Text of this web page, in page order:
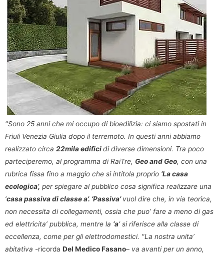
"Sono 25 anni che mi occupo di bioedilizia: ci siamo spostati in
Friuli Venezia Giulia dopo il terremoto. In questi anni abbiamo
realizzato circa 22mila edificidi diverse dimensioni. Tra poco
parteciperemo, al programma di RaiTre, Geo and Geo, con una
rubrica fissa fino a maggio che si intitola proprio ‘La casa
ecologica’, per spiegare al pubblico cosa significa realizzare una
‘casa passiva di classe a’. ‘Passiva’vuol dire che, in via teorica,
non necessita di collegamenti, ossia che puo’ fare a meno di gas
ed elettricita’ pubblica, mentre la ‘a‘ si riferisce alla classe di
eccellenza, come per gli elettrodomestici. "La nostra unita’
abitativa -ricorda Del Medico Fasano– va avanti per un anno,